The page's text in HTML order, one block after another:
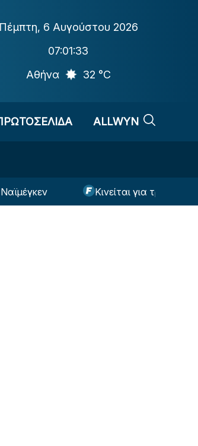
Πέμπτη, 6 Αυγούστου 2026
07:01:34
Αθήνα
32 °C
ALLWYN
Κινείται για τριπλό